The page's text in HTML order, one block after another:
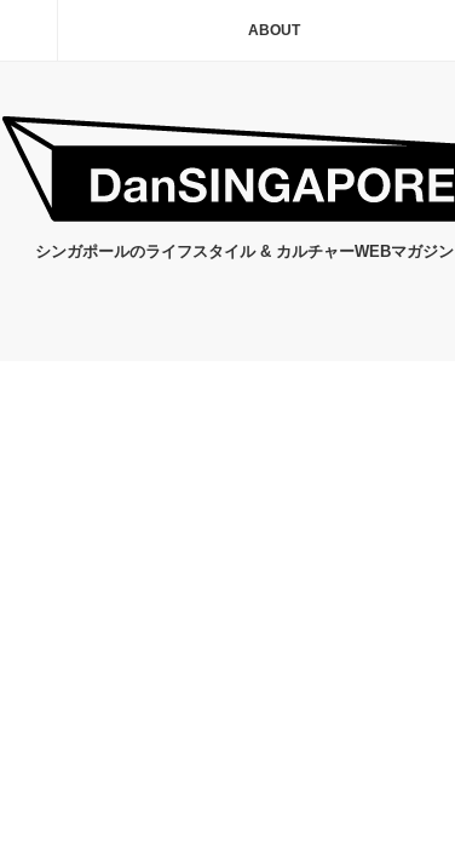
ABOUT
シンガポールのライフスタイル & カルチャーWEBマガジン